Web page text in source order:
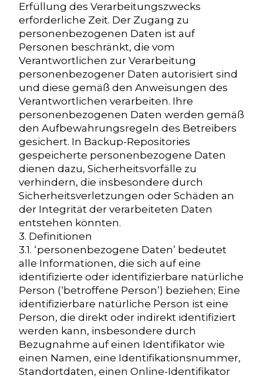
Erfüllung des Verarbeitungszwecks
erforderliche Zeit. Der Zugang zu
personenbezogenen Daten ist auf
Personen beschränkt, die vom
Verantwortlichen zur Verarbeitung
personenbezogener Daten autorisiert sind
und diese gemäß den Anweisungen des
Verantwortlichen verarbeiten. Ihre
personenbezogenen Daten werden gemäß
den Aufbewahrungsregeln des Betreibers
gesichert. In Backup-Repositories
gespeicherte personenbezogene Daten
dienen dazu, Sicherheitsvorfälle zu
verhindern, die insbesondere durch
Sicherheitsverletzungen oder Schäden an
der Integrität der verarbeiteten Daten
entstehen könnten.
3. Definitionen
3.1. ‘personenbezogene Daten’ bedeutet
alle Informationen, die sich auf eine
identifizierte oder identifizierbare natürliche
Person (‘betroffene Person’) beziehen; Eine
identifizierbare natürliche Person ist eine
Person, die direkt oder indirekt identifiziert
werden kann, insbesondere durch
Bezugnahme auf einen Identifikator wie
einen Namen, eine Identifikationsnummer,
Standortdaten, einen Online-Identifikator